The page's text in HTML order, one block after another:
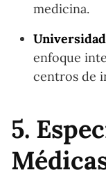
medicina.
enfoque
centros de
5.